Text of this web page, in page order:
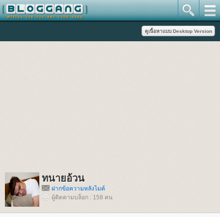
ทนายอ้วน
ฝากข้อความหลังไมค์
ผู้ติดตามบล็อก : 158 คน